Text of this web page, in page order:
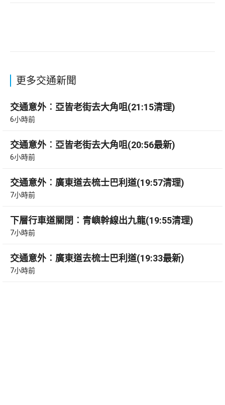
更多交通新聞
交通意外︰亞皆老街去大角咀(21:15清理)
6小時前
交通意外︰亞皆老街去大角咀(20:56最新)
6小時前
交通意外︰廣東道去梳士巴利道(19:57清理)
7小時前
下層行車道關閉︰青嶼幹線出九龍(19:55清理)
7小時前
交通意外︰廣東道去梳士巴利道(19:33最新)
7小時前